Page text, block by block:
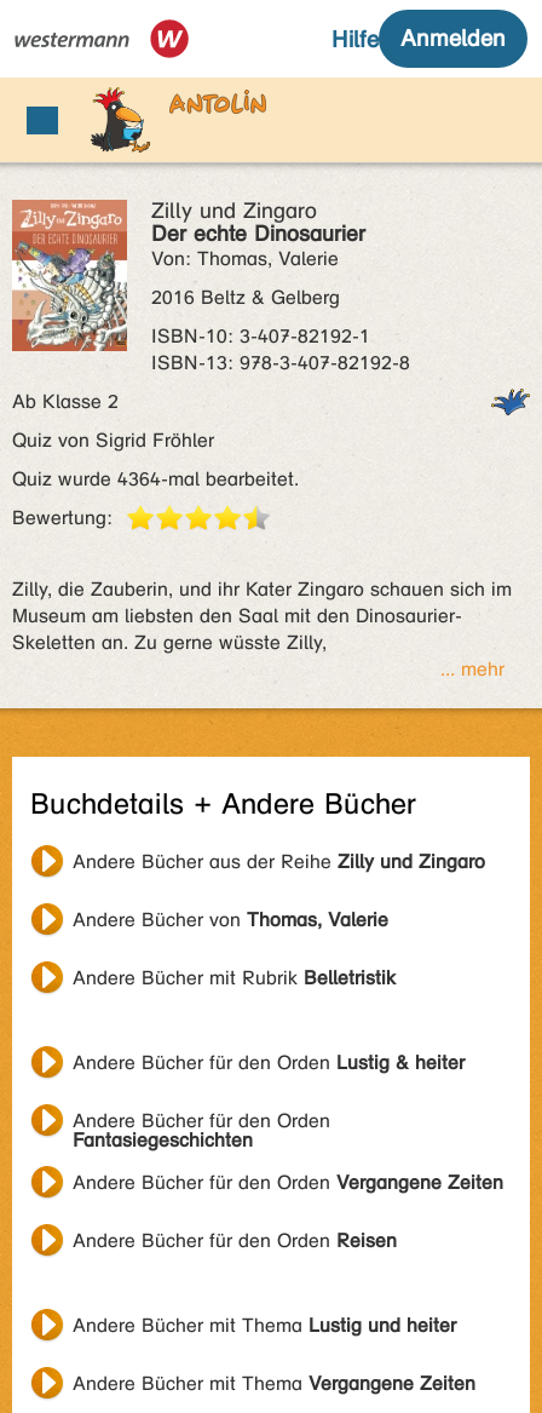
Zilly und Zingaro
Der echte Dinosaurier
Von: Thomas, Valerie
2016 Beltz & Gelberg
ISBN‑10: 3-407-82192-1
ISBN‑13: 978-3-407-82192-8
Ab Klasse 2
Quiz von Sigrid Fröhler
Quiz wurde 4364-mal bearbeitet.
Bewertung:
Zilly, die Zauberin, und ihr Kater Zingaro schauen sich im
Museum am liebsten den Saal mit den Dinosaurier-
Skeletten an. Zu gerne wüsste Zilly,
... mehr
Buchdetails + Andere Bücher
Andere Bücher aus der Reihe Zilly und Zingaro
Andere Bücher von Thomas, Valerie
Andere Bücher mit Rubrik Belletristik
Andere Bücher für den Orden Lustig & heiter
Andere Bücher für den Orden
Fantasiegeschichten
Andere Bücher für den Orden Vergangene Zeiten
Andere Bücher für den Orden Reisen
Andere Bücher mit Thema Lustig und heiter
Andere Bücher mit Thema Vergangene Zeiten